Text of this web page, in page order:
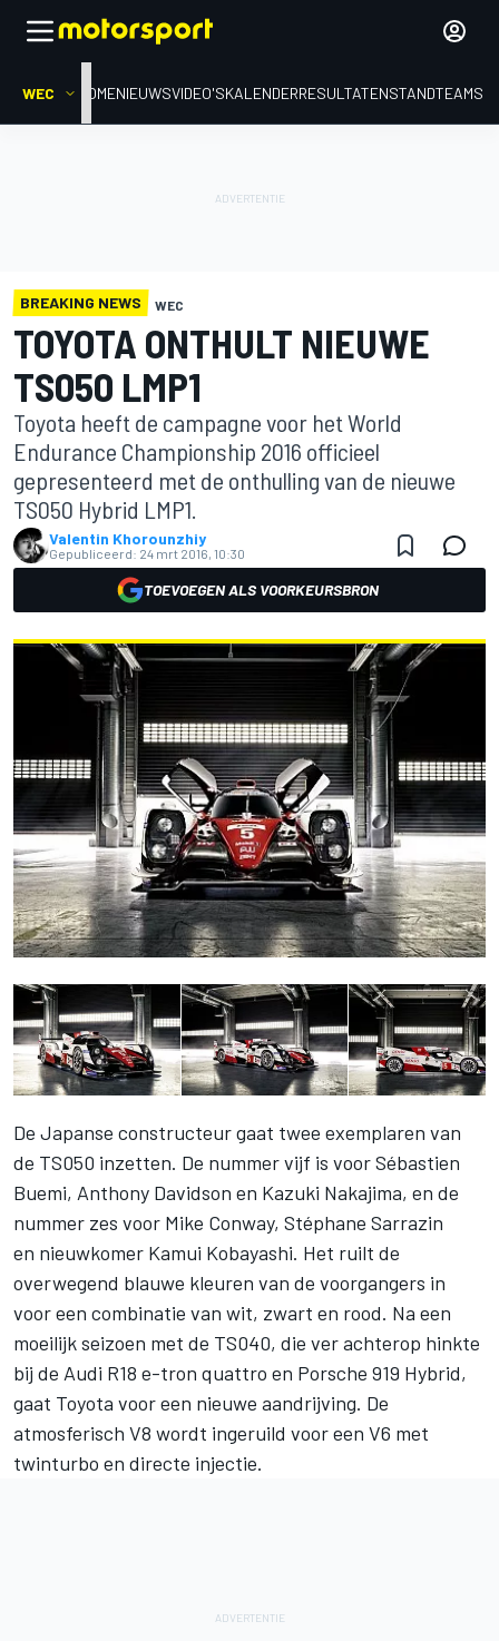
WEC HOMENIEUWSVIDEO'SKALENDERRESULTATENSTANDTEAMS
BREAKING NEWS WEC
TOYOTA ONTHULT NIEUWE
TS050 LMP1
Toyota heeft de campagne voor het World
Endurance Championship 2016 officieel
gepresenteerd met de onthulling van de nieuwe
TS050 Hybrid LMP1.
Valentin Khorounzhiy
Gepubliceerd: 24 mrt 2016, 10:30
TOEVOEGEN ALS VOORKEURSBRON
De Japanse constructeur gaat twee exemplaren van
de TS050 inzetten. De nummer vijf is voor Sébastien
Buemi, Anthony Davidson en Kazuki Nakajima, en de
nummer zes voor Mike Conway, Stéphane Sarrazin
en nieuwkomer Kamui Kobayashi. Het ruilt de
overwegend blauwe kleuren van de voorgangers in
voor een combinatie van wit, zwart en rood. Na een
moeilijk seizoen met de TS040, die ver achterop hinkte
bij de Audi R18 e-tron quattro en Porsche 919 Hybrid,
gaat Toyota voor een nieuwe aandrijving. De
atmosferisch V8 wordt ingeruild voor een V6 met
twinturbo en directe injectie.